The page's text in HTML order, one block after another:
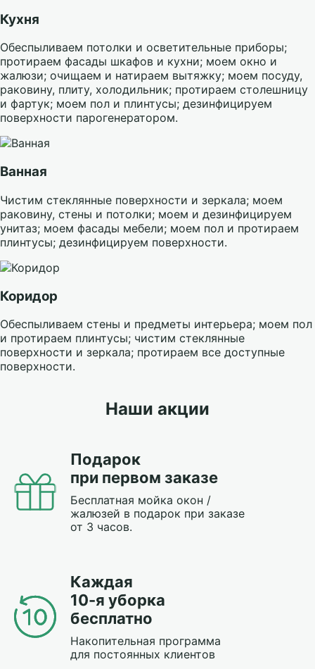
Кухня
Обеспыливаем потолки и осветительные приборы;
протираем фасады шкафов и кухни; моем окно и
жалюзи; очищаем и натираем вытяжку; моем посуду,
раковину, плиту, холодильник; протираем столешницу
и фартук; моем пол и плинтусы; дезинфицируем
поверхности парогенератором.
Ванная
Чистим стеклянные поверхности и зеркала; моем
раковину, стены и потолки; моем и дезинфицируем
унитаз; моем фасады мебели; моем пол и протираем
плинтусы; дезинфицируем поверхности.
Коридор
Обеспыливаем стены и предметы интерьера; моем пол
и протираем плинтусы; чистим стеклянные
поверхности и зеркала; протираем все доступные
поверхности.
Наши акции
Подарок
при первом заказе
Бесплатная мойка окон /
жалюзей в подарок при заказе
от 3 часов.
Каждая
10-я уборка
бесплатно
Накопительная программа
для постоянных клиентов